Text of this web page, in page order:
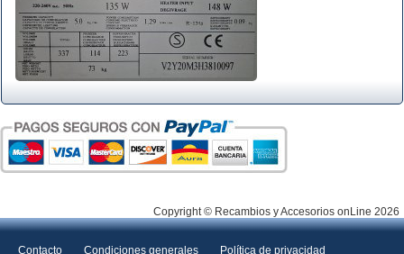
Copyright © Recambios y Accesorios onLine 2026
Contacto Condiciones generales Política de privacidad